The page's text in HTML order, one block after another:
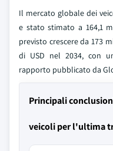
Il mercato globale dei
e stato stimato a 164,1
previsto crescere da 173
di USD nel 2034, con
rapporto pubblicato da
Principali
veicoli per l'ultima